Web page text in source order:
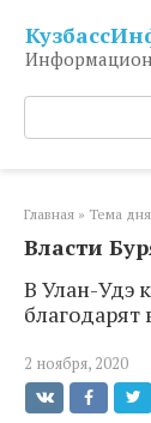
контенту
Поиск:
Главная » Тема дня
Власти
В Улан-Удэ
2 ноября, 2020